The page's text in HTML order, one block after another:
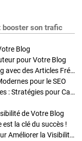
booster son trafic
Blog
pour Votre Blog
Stratégies de Publication : Boostez Votre Blog avec des Articles Fréquents et Exclusifs
pour le SEO
Enrichir Vos Articles avec des Contenus Riches : Stratégies pour Captiver et Optimiser
de Votre Blog
la clé du succès !
Optimisation SEO des Articles : Stratégies pour Améliorer la Visibilité de Votre Blog